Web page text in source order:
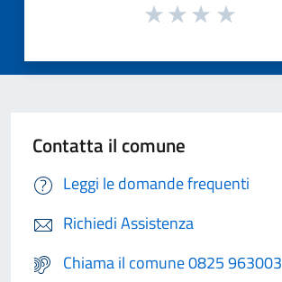
Contatta il comune
Leggi le domande frequenti
Richiedi Assistenza
Chiama il comune 0825 963003